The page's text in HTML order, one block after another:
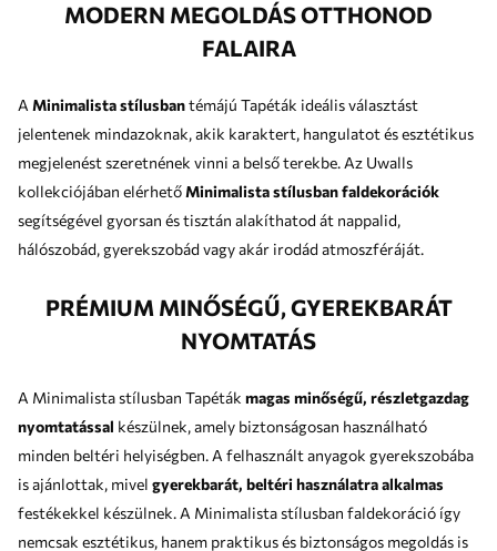
MODERN MEGOLDÁS OTTHONOD
FALAIRA
A Minimalista stílusbantémájú Tapéták ideális választást
jelentenek mindazoknak, akik karaktert, hangulatot és esztétikus
megjelenést szeretnének vinni a belső terekbe. Az Uwalls
kollekciójában elérhetőMinimalista stílusban faldekorációk
segítségével gyorsan és tisztán alakíthatod át nappalid,
hálószobád, gyerekszobád vagy akár irodád atmoszféráját.
PRÉMIUM MINŐSÉGŰ, GYEREKBARÁT
NYOMTATÁS
A Minimalista stílusban Tapéták magas minőségű, részletgazdag
nyomtatással készülnek, amely biztonságosan használható
minden beltéri helyiségben. A felhasznált anyagok gyerekszobába
is ajánlottak, mivel gyerekbarát, beltéri használatra alkalmas
festékekkel készülnek. A Minimalista stílusban faldekoráció így
nemcsak esztétikus, hanem praktikus és biztonságos megoldás is